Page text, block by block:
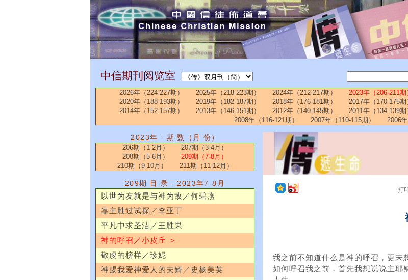
中信期刊阅览室
2026年（224-227期） 2025年（218-223期） 2024年（212-217期） 2023年（206-211期
2020年（188-193期）
2019年（182-187期） 2018年（176-181期） 2017年（170-175期
2014年（152-157期）
2013年（146-151期） 2012年（140-145期） 2011年（134-139期
2008年（116-121期）
2007年（110-115期） 2006
2023年 - 期 数（月 份）
206期（1-2月）
207期（3-4月）
208期（5-6月）
209期（7-8月）
210期（9-10月）
211期（11-12月）
209期 目 录 - 2023年7-8月
以世为友就是与神为敌／何碧燕
靠主胜过试探／李亚丁
平凡中求圣洁／王胜果
神的呼召／小皮丘 ＞
敬虔的榜样／珍妮
神赐我爱神爱人的夫婿／史杨美英
打
我之前不知道什么是神的呼召，更未
如何呼召我之前，首先我想说说主耶